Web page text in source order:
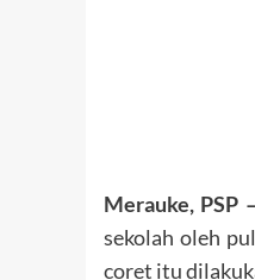
Merauke, PSP –
sekolah oleh
coret itu